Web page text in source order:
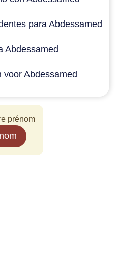
para Abdessamed
Abdessamed
voor Abdessamed
prénom